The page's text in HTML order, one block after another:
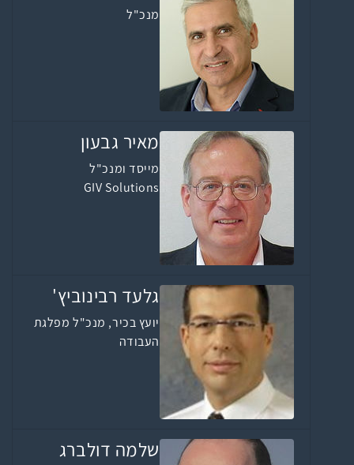
מנכ"ל
מאיר גבעון
מייסד ומנכ"ל
GIV Solutions
גלעד רבינוביץ'
יועץ בכיר, מנכ"ל מפלגת
העבודה
שלמה דולברג